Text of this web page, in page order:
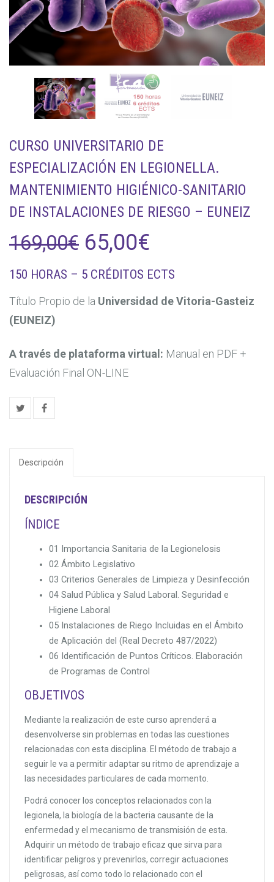
CURSO UNIVERSITARIO DE
ESPECIALIZACIÓN EN LEGIONELLA.
MANTENIMIENTO HIGIÉNICO-SANITARIO
DE INSTALACIONES DE RIESGO – EUNEIZ
169,00€ El
precio
original
169,00€.
65,00€
precio
actual
65,00€.
150 HORAS – 5 CRÉDITOS ECTS
Título Propio de la Universidad de Vitoria-Gasteiz
(EUNEIZ)
A través de plataforma virtual: Manual en PDF +
Evaluación Final ON-LINE
Descripción
DESCRIPCIÓN
ÍNDICE
01 Importancia Sanitaria de la Legionelosis
02 Ámbito Legislativo
03 Criterios Generales de Limpieza y Desinfección
04 Salud Pública y Salud Laboral. Seguridad e
Higiene Laboral
05 Instalaciones de Riego Incluidas en el Ámbito
de Aplicación del (Real Decreto 487/2022)
06 Identificación de Puntos Críticos. Elaboración
de Programas de Control
OBJETIVOS
Mediante la realización de este curso aprenderá a
desenvolverse sin problemas en todas las cuestiones
relacionadas con esta disciplina. El método de trabajo a
seguir le va a permitir adaptar su ritmo de aprendizaje a
las necesidades particulares de cada momento.
Podrá conocer los conceptos relacionados con la
legionela, la biología de la bacteria causante de la
enfermedad y el mecanismo de transmisión de esta.
Adquirir un método de trabajo eficaz que sirva para
identificar peligros y prevenirlos, corregir actuaciones
peligrosas, así como todo lo relacionado con el